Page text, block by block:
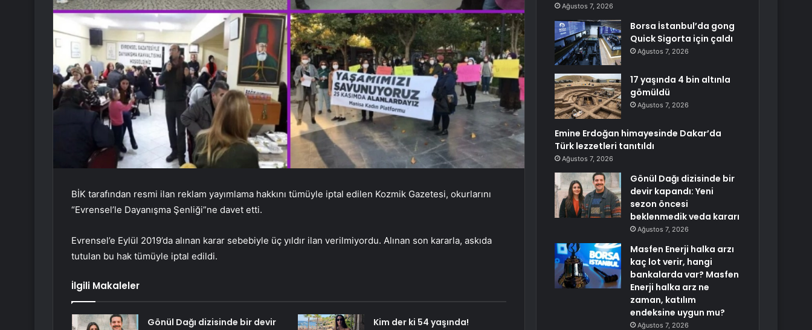
BİK tarafından resmi ilan reklam yayımlama hakkını tümüyle iptal edilen Kozmik Gazetesi, okurlarını
“Evrensel’le Dayanışma Şenliği”ne davet etti.
Evrensel’e Eylül 2019’da alınan karar sebebiyle üç yıldır ilan verilmiyordu. Alınan son kararla, askıda
tutulan bu hak tümüyle iptal edildi.
İlgili Makaleler
Gönül Dağı dizisinde bir devir
Kim der ki 54 yaşında!
Ağustos 7, 2026
Borsa İstanbul’da gong
Quick Sigorta için çaldı
Ağustos 7, 2026
17 yaşında 4 bin altınla
gömüldü
Ağustos 7, 2026
Emine Erdoğan himayesinde Dakar’da
Türk lezzetleri tanıtıldı
Ağustos 7, 2026
Gönül Dağı dizisinde bir
devir kapandı: Yeni
sezon öncesi
beklenmedik veda kararı
Ağustos 7, 2026
Masfen Enerji halka arzı
kaç lot verir, hangi
bankalarda var? Masfen
Enerji halka arz ne
zaman, katılım
endeksine uygun mu?
Ağustos 7, 2026